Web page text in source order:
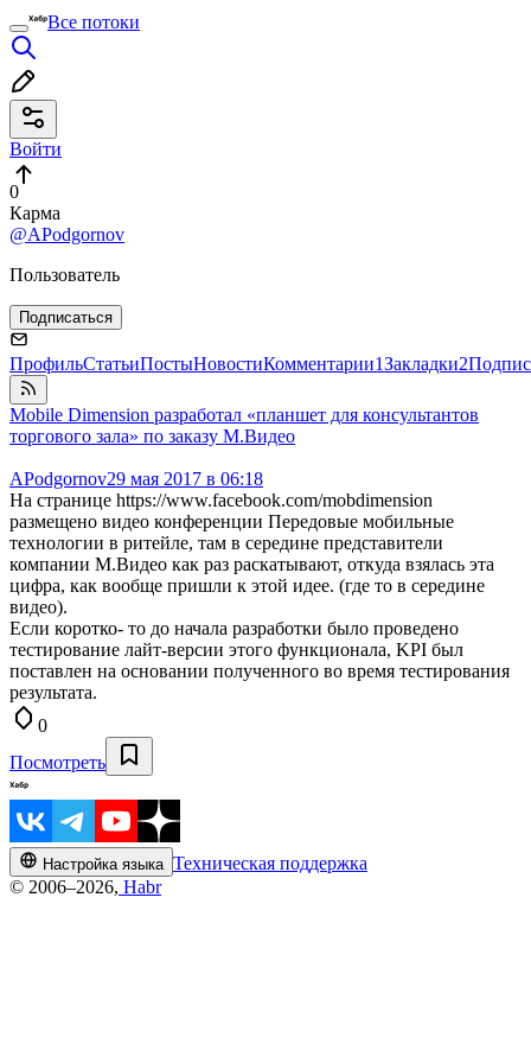
Все потоки
Войти
0
Карма
@APodgornov
Пользователь
Подписаться
ПрофильСтатьиПостыНовостиКомментарии1Закладки2
Mobile Dimension разработал «планшет для консультантов
торгового зала» по заказу М.Видео
APodgornov29 мая 2017 в 06:18
На странице https://www.facebook.com/mobdimension
размещено видео конференции Передовые мобильные
технологии в ритейле, там в середине представители
компании М.Видео как раз раскатывают, откуда взялась эта
цифра, как вообще пришли к этой идее. (где то в середине
видео).
Если коротко- то до начала разработки было проведено
тестирование лайт-версии этого функционала, KPI был
поставлен на основании полученного во время тестирования
результата.
0
Посмотреть
Настройка языка Техническая поддержка
© 2006–2026, Habr